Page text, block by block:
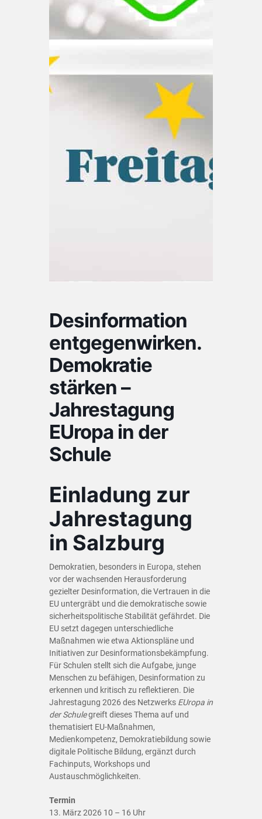
Desinformation
entgegenwirken.
Demokratie
stärken –
Jahrestagung
EUropa in der
Schule
Einladung zur
Jahrestagung
in Salzburg
Demokratien, besonders in Europa, stehen
vor der wachsenden Herausforderung
gezielter Desinformation, die Vertrauen in die
EU untergräbt und die demokratische sowie
sicherheitspolitische Stabilität gefährdet. Die
EU setzt dagegen unterschiedliche
Maßnahmen wie etwa Aktionspläne und
Initiativen zur Desinformationsbekämpfung.
Für Schulen stellt sich die Aufgabe, junge
Menschen zu befähigen, Desinformation zu
erkennen und kritisch zu reflektieren. Die
Jahrestagung 2026 des Netzwerks EUropa in
der Schulegreift dieses Thema auf und
thematisiert EU-Maßnahmen,
Medienkompetenz, Demokratiebildung sowie
digitale Politische Bildung, ergänzt durch
Fachinputs, Workshops und
Austauschmöglichkeiten.
Termin
13. März 2026 10 – 16 Uhr